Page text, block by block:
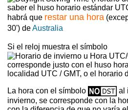
saber el huso horario estándar
habrá que restar una hora
30') deAustralia
Si el reloj muestra el símbolo
corresponde justo con el huso
localidad UTC / GMT, o el horario
La hora con el símbolo
al
invierno, se corresponde con la